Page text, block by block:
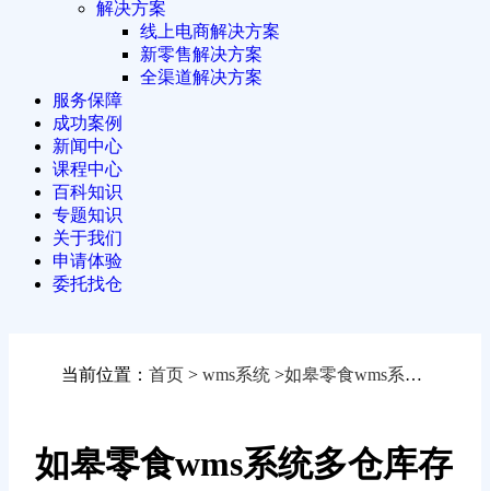
解决方案
线上电商解决方案
新零售解决方案
全渠道解决方案
服务保障
成功案例
新闻中心
课程中心
百科知识
专题知识
关于我们
申请体验
委托找仓
当前位置： 首页 > wms系统 >如皋零食wms系统多仓库存智能调配
如皋零食wms系统多仓库存